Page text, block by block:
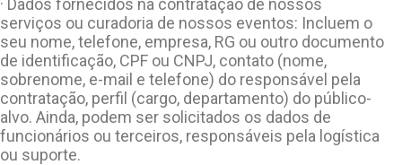
· Dados fornecidos na contratação de nossos
serviços ou curadoria de nossos eventos: Incluem o
seu nome, telefone, empresa, RG ou outro documento
de identificação, CPF ou CNPJ, contato (nome,
sobrenome, e-mail e telefone) do responsável pela
contratação, perfil (cargo, departamento) do público-
alvo. Ainda, podem ser solicitados os dados de
funcionários ou terceiros, responsáveis pela logística
ou suporte.